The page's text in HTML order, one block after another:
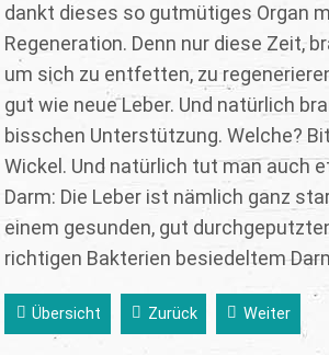
dankt dieses so gutmütiges Organ
Regeneration. Denn nur diese Zeit,
um sich zu entfetten, zu
gut wie neue Leber. Und natürlich
bisschen Unterstützung. Welche?
Wickel. Und natürlich tut man auch
Darm: Die Leber ist nämlich ganz
einem gesunden, gut
richtigen Bakterien besiedeltem
Übersicht Zurück Weiter